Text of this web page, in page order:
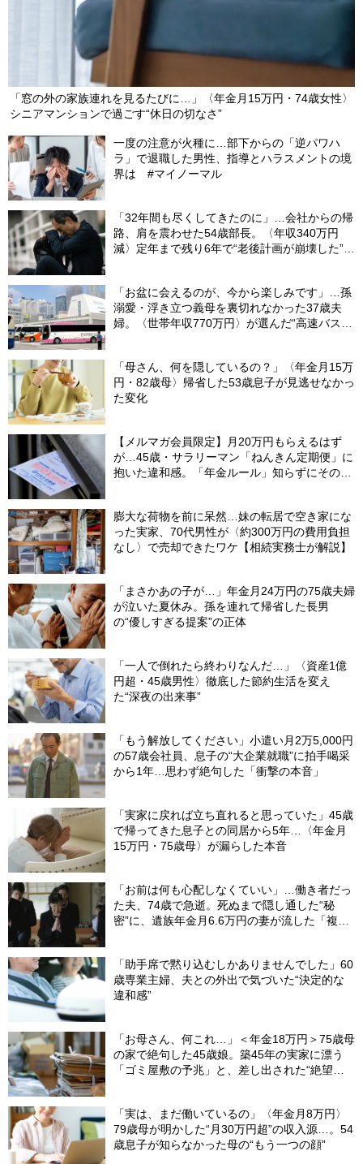
「窓の外の家族連れを見るたびに…」〈年金月15万円・74歳女性〉
シニアマンションで過ごす“休日の切なさ”
一度の注意が火種に…部下からの「逆パワハ
ラ」で退職した男性、指導とハラスメントの境
界は #マイノーマル
「32年間も尽くしてきたのに」…会社からの帰
路、肩を震わせた54歳部長。〈年収340万円
減〉定年まで残り6年で“老後計画が崩壊した”ワ
「お盆に会えるのが、今から楽しみです」…孫
溺愛・浮き立つ義母を裏切れなかった37歳夫
婦。〈世帯年収770万円〉が選んだ“高速バス帰
「母さん、何を隠しているの？」〈年金月15万
円・82歳母〉帰省した53歳息子が見逃せなかっ
た変化
【メルマガ会員限定】月20万円もらえるはず
が…45歳・サラリーマン「ねんきん定期便」に
抱いた違和感。「年金ルール」知らずにそのま
膨大な荷物を前に呆然…妹の転居で空き家にな
った実家、70代男性が〈約300万円の費用負担
なし〉で売却できたワケ【相続実務士が解説】
「まさかあの子が…」年金月24万円の75歳夫婦
が泣いた夏休み。孫を連れて帰省した長男
の“優しすぎる提案”の正体
「一人で倒れたら終わりなんだ…」〈資産1億
円超・45歳男性〉徹底した節約生活を変え
た“深夜の出来事”
「もう解放してください」小遣い月2万5,000円
の57歳会社員、息子の“大企業就職”に拍手喝采
から1年…思わず絶句した「衝撃の本音」
「実家に戻れば立ち直れると思っていた」45歳
で帰ってきた息子との同居から5年…〈年金月
15万円・75歳母〉が漏らした本音
「お前は何も心配しなくていい」…働き者だっ
た夫、74歳で急逝。死ぬまで隠し通した“秘
密”に、遺族年金月6.6万円の妻が流した「複雑
「助手席で黙り込むしかありませんでした」60
歳専業主婦、夫との外出で気づいた“決定的な
違和感”
「お母さん、何これ…」＜年金18万円＞75歳母
の家で絶句した45歳娘。築45年の実家に漂う
「ゴミ屋敷の予兆」と、差し出された“絶望の
「実は、まだ働いているの」〈年金月8万円〉
79歳母が明かした“月30万円超”の収入源…。54
歳息子が知らなかった母の“もう一つの顔”